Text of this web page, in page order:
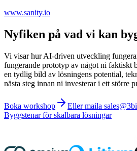
www.sanity.io
Nyfiken på vad vi kan
Vi visar hur AI-driven utveckling
fungerande prototyp av något ni faktiskt
en tydlig bild av lösningens potential,
nästa steg innan ni investerar i ett större
Boka workshop
Eller maila
Byggstenar för skalbara lösningar